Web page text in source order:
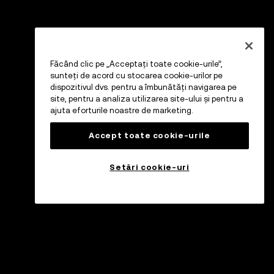
Făcând clic pe „Acceptați toate cookie-urile”,
sunteți de acord cu stocarea cookie-urilor pe
dispozitivul dvs. pentru a îmbunătăți navigarea pe
site, pentru a analiza utilizarea site-ului și pentru a
ajuta eforturile noastre de marketing.
Accept toate cookie-urile
Setări cookie-uri